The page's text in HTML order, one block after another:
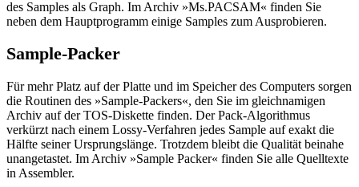
des Samples als Graph. Im Archiv »Ms.PACSAM« finden Sie
neben dem Hauptprogramm einige Samples zum Ausprobieren.
Sample-Packer
Für mehr Platz auf der Platte und im Speicher des Computers sorgen
die Routinen des »Sample-Packers«, den Sie im gleichnamigen
Archiv auf der TOS-Diskette finden. Der Pack-Algorithmus
verkürzt nach einem Lossy-Verfahren jedes Sample auf exakt die
Hälfte seiner Ursprungslänge. Trotzdem bleibt die Qualität beinahe
unangetastet. Im Archiv »Sample Packer« finden Sie alle Quelltexte
in Assembler.